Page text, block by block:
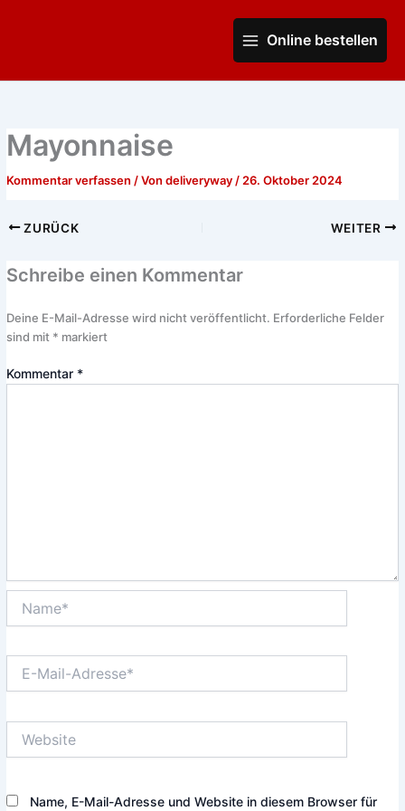
Main
MenuOnline bestellen
Mayonnaise
Kommentar verfassen / Vondeliveryway / 26. Oktober 2024
ZURÜCK WEITER
Schreibe einen Kommentar
Deine E-Mail-Adresse wird nicht veröffentlicht. Erforderliche Felder
sind mit * markiert
Kommentar *
Mail-
Name, E-Mail-Adresse und Website in diesem Browser für